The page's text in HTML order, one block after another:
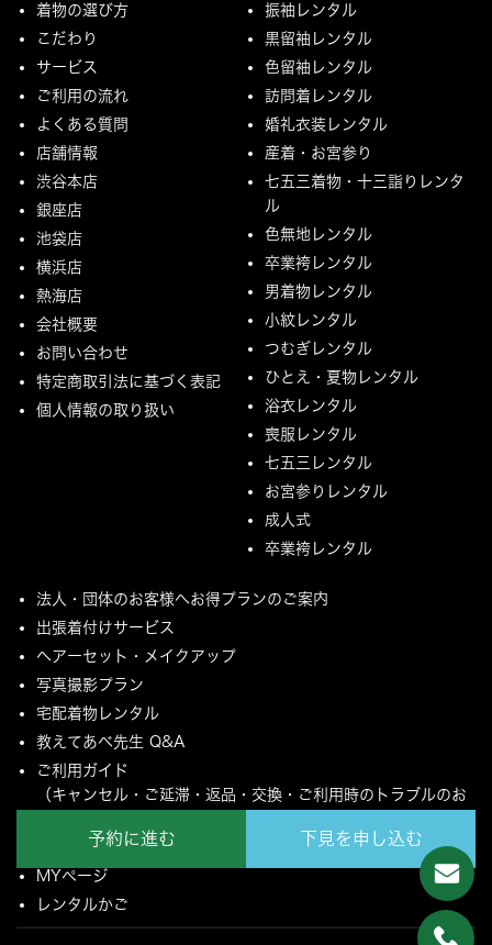
予約に進む 下見を申し込む
着物の選び方
こだわり
サービス
ご利用の流れ
よくある質問
店舗情報
渋谷本店
銀座店
池袋店
横浜店
熱海店
会社概要
お問い合わせ
特定商取引法に基づく表記
個人情報の取り扱い
振袖レンタル
黒留袖レンタル
色留袖レンタル
訪問着レンタル
婚礼衣装レンタル
産着・お宮参り
七五三着物・十三詣りレンタ
ル
色無地レンタル
卒業袴レンタル
男着物レンタル
小紋レンタル
つむぎレンタル
ひとえ・夏物レンタル
浴衣レンタル
喪服レンタル
七五三レンタル
お宮参りレンタル
成人式
卒業袴レンタル
法人・団体のお客様へお得プランのご案内
出張着付けサービス
ヘアーセット・メイクアップ
写真撮影プラン
宅配着物レンタル
教えてあべ先生 Q&A
ご利用ガイド
（キャンセル・ご延滞・返品・交換・ご利用時のトラブルのお
ご配送とご返却について
MYページ
レンタルかご